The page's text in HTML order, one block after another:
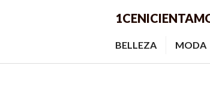
BELLEZA MODA